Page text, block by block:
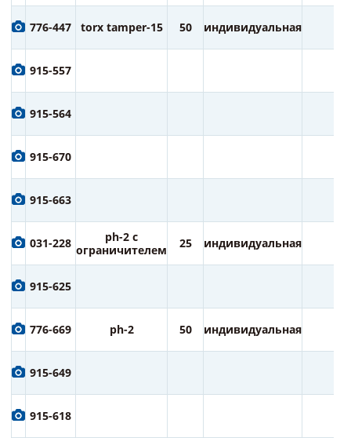
776-447 torx tamper-15 50 индивидуальная
915-557
915-564
915-670
915-663
031-228
ph-2 с
ограничителем
25 индивидуальная
915-625
776-669 ph-2 50 индивидуальная
915-649
915-618